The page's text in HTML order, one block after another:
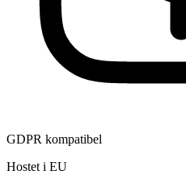
GDPR kompatibel
Hostet i EU